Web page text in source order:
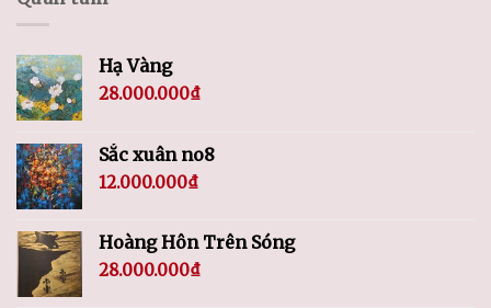
Hạ Vàng
28.000.000₫
Sắc xuân no8
12.000.000₫
Hoàng Hôn Trên Sóng
28.000.000₫